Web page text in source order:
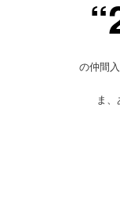
の仲間
ま